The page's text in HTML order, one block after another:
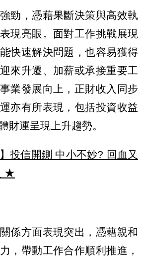
勁，憑藉果斷決策與高效執
現亮眼。面對工作挑戰展現
快速解決問題，也容易獲得
來升遷、加薪或承接重要工
業發展向上，正財收入同步
亦有所表現，包括投資收益
財運呈現上升趨勢。
投信開鍘 中小不妙? 回血又
★
係方面表現突出，憑藉親和
，帶動工作合作順利推進，